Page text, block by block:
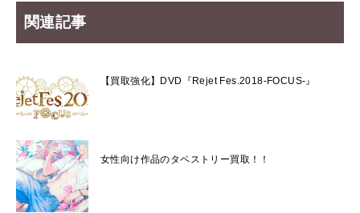
関連記事
【買取強化】DVD『Rejet Fes.2018-FOCUS-』
女性向け作品のタペストリー買取！！